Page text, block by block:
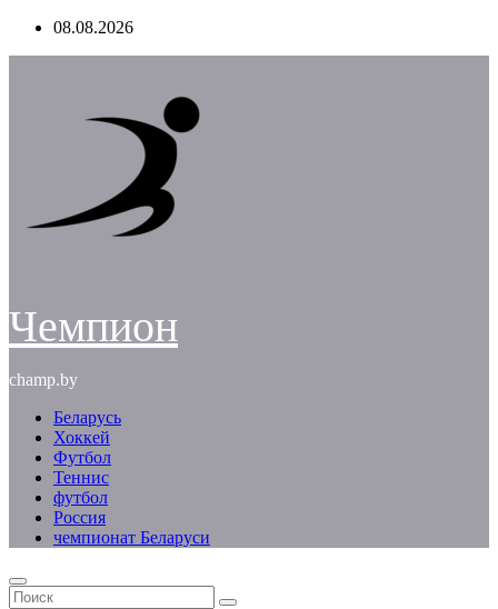
Перейти08.08.2026
Чемпион
champ.by
Беларусь
Хоккей
Футбол
Теннис
футбол
Россия
чемпионат Беларуси